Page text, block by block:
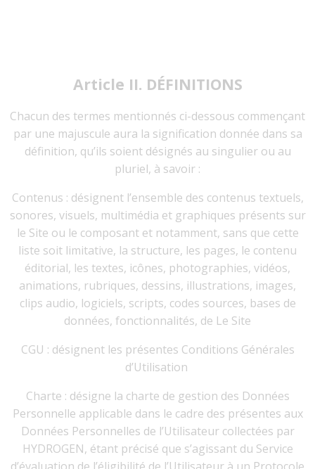
Article II. DÉFINITIONS
Chacun des termes mentionnés ci-dessous commençant
par une majuscule aura la signification donnée dans sa
définition, qu’ils soient désignés au singulier ou au
pluriel, à savoir :
Contenus : désignent l’ensemble des contenus textuels,
sonores, visuels, multimédia et graphiques présents sur
le Site ou le composant et notamment, sans que cette
liste soit limitative, la structure, les pages, le contenu
éditorial, les textes, icônes, photographies, vidéos,
animations, rubriques, dessins, illustrations, images,
clips audio, logiciels, scripts, codes sources, bases de
données, fonctionnalités, de Le Site
CGU : désignent les présentes Conditions Générales
d’Utilisation
Charte : désigne la charte de gestion des Données
Personnelle applicable dans le cadre des présentes aux
Données Personnelles de l’Utilisateur collectées par
HYDROGEN, étant précisé que s’agissant du Service